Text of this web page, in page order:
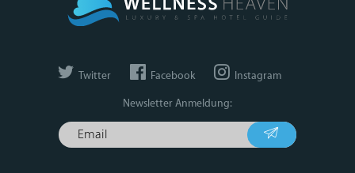
Twitter Facebook Instagram
Newsletter Anmeldung: